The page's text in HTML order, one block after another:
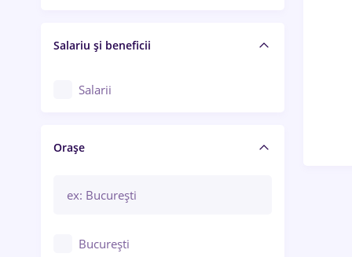
Salariu și beneficii
Salarii
Orașe
București